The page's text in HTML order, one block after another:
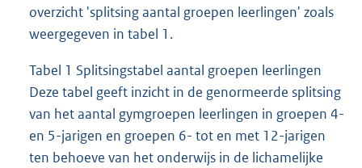
overzicht 'splitsing aantal groepen leerlingen' zoals
weergegeven in tabel 1.
Tabel 1 Splitsingstabel aantal groepen leerlingen
Deze tabel geeft inzicht in de genormeerde splitsing
van het aantal gymgroepen leerlingen in groepen 4-
en 5-jarigen en groepen 6- tot en met 12-jarigen
ten behoeve van het onderwijs in de lichamelijke